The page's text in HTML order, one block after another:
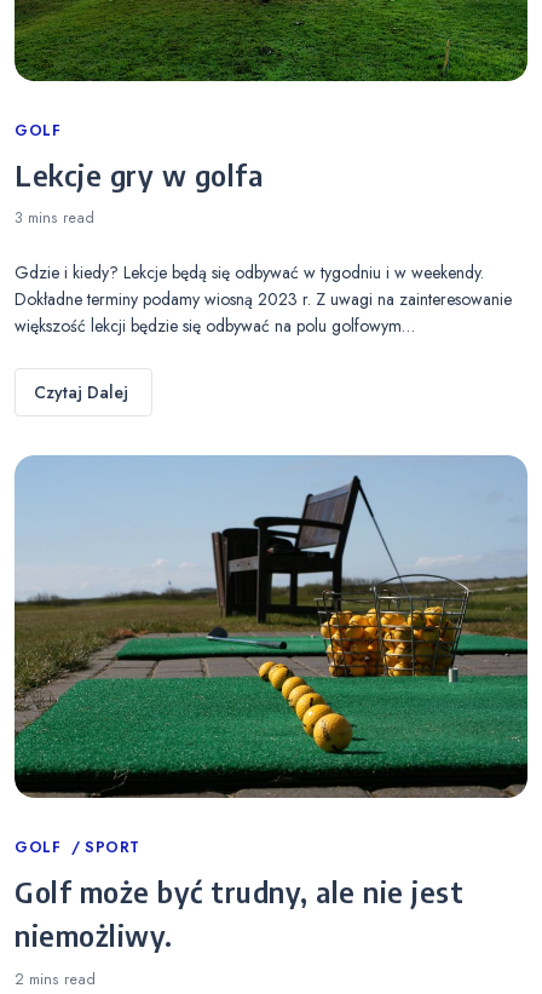
Categories
GOLF
Lekcje gry w golfa
3 mins read
Gdzie i kiedy? Lekcje będą się odbywać w tygodniu i w weekendy.
Dokładne terminy podamy wiosną 2023 r. Z uwagi na zainteresowanie
większość lekcji będzie się odbywać na polu golfowym…
Czytaj Dalej
Categories
GOLF SPORT
Golf może być trudny, ale nie jest
niemożliwy.
2 mins read